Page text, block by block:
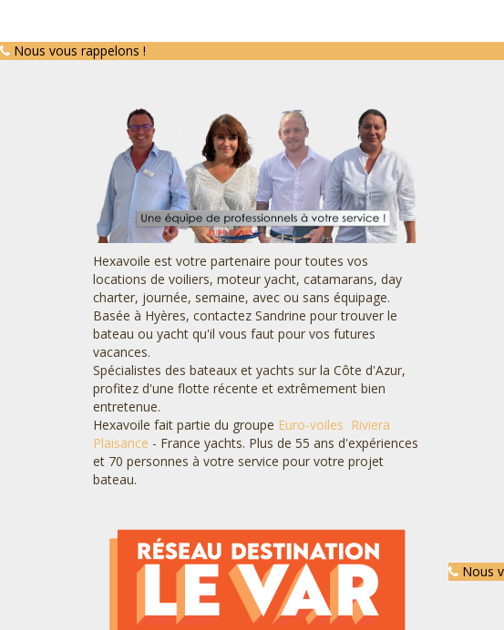
Nous vous rappelons !
Hexavoile est votre partenaire pour toutes vos
locations de voiliers, moteur yacht, catamarans, day
charter, journée, semaine, avec ou sans équipage.
Basée à Hyères, contactez Sandrine pour trouver le
bateau ou yacht qu'il vous faut pour vos futures
vacances.
Spécialistes des bateaux et yachts sur la Côte d'Azur,
profitez d'une flotte récente et extrêmement bien
entretenue.
Hexavoile fait partie du groupe Euro-voiles Riviera
Plaisance - France yachts. Plus de 55 ans d'expériences
et 70 personnes à votre service pour votre projet
bateau.
Nous